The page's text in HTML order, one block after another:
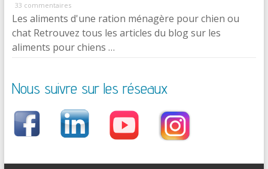
33 commentaires
Les aliments d'une ration ménagère pour chien ou
chat Retrouvez tous les articles du blog sur les
aliments pour chiens …
Nous suivre sur les réseaux